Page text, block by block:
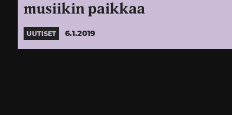
musiikin paikkaa
UUTISET 6.1.2019